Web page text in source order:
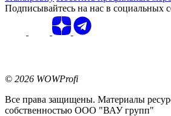
Подписывайтесь на нас в социальных
© 2026 WOWProfi
Все права защищены. Материалы
собственностью ООО "ВАУ групп"